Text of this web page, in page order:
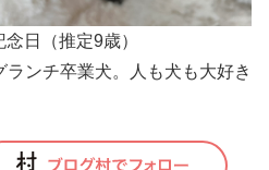
日（推定9歳）
ンチ卒業犬。人も犬も大好き